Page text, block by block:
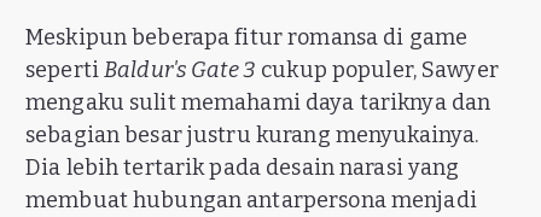
Meskipun beberapa fitur romansa di game
sepertiBaldur's Gate 3 cukup populer, Sawyer
mengaku sulit memahami daya tariknya dan
sebagian besar justru kurang menyukainya.
Dia lebih tertarik pada desain narasi yang
membuat hubungan antarpersona menjadi